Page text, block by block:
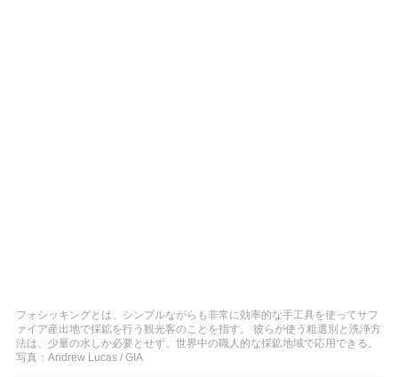
フォシッキングとは、シンプルながらも非常に効率的な手工具を使ってサフ
ァイア産出地で採鉱を行う観光客のことを指す。 彼らが使う粗選別と洗浄方
法は、少量の水しか必要とせず、世界中の職人的な採鉱地域で応用できる。
写真：Andrew Lucas / GIA